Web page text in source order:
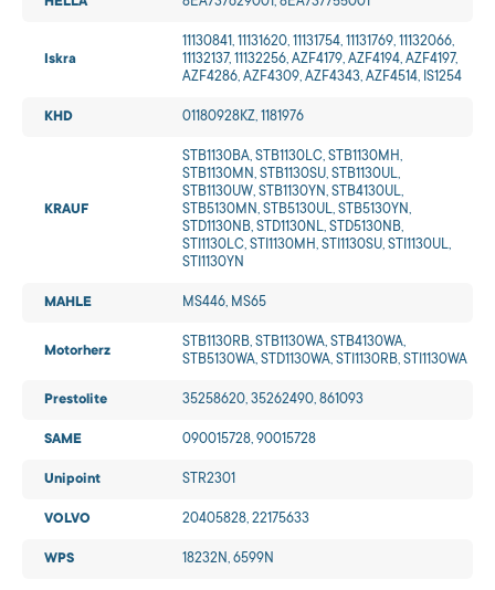
Iskra
11130841, 11131620, 11131754, 11131769, 11132066,
11132137, 11132256, AZF4179, AZF4194, AZF4197,
AZF4286, AZF4309, AZF4343, AZF4514, IS1254
KHD 01180928KZ, 1181976
KRAUF
STB1130BA, STB1130LC, STB1130MH,
STB1130MN, STB1130SU, STB1130UL,
STB1130UW, STB1130YN, STB4130UL,
STB5130MN, STB5130UL, STB5130YN,
STD1130NB, STD1130NL, STD5130NB,
STI1130LC, STI1130MH, STI1130SU, STI1130UL,
STI1130YN
MAHLE MS446, MS65
Motorherz
STB1130RB, STB1130WA, STB4130WA,
STB5130WA, STD1130WA, STI1130RB, STI1130WA
Prestolite 35258620, 35262490, 861093
SAME 090015728, 90015728
Unipoint STR2301
VOLVO 20405828, 22175633
WPS 18232N, 6599N